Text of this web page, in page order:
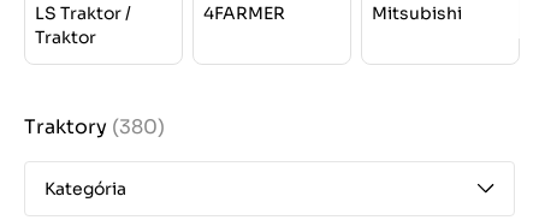
LS Traktor /
Traktor
4FARMER Mitsubishi
Traktory (380)
Kategória